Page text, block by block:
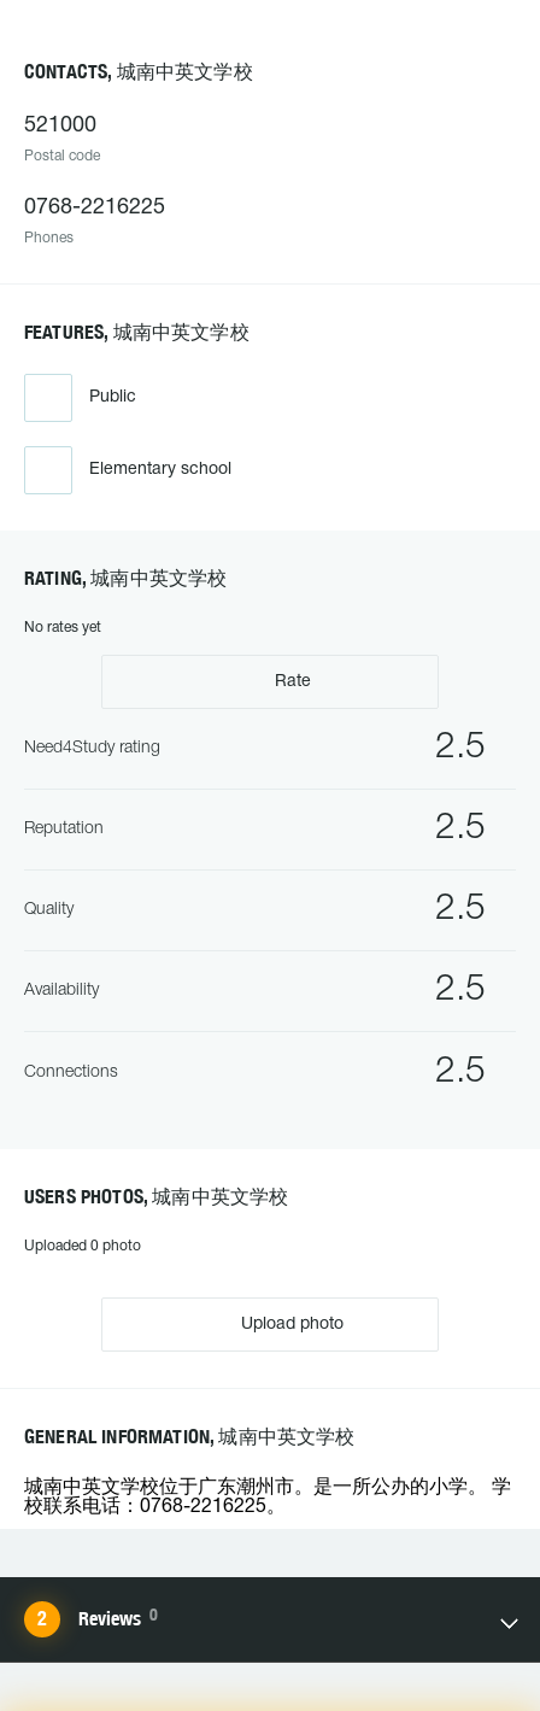
CONTACTS, 城南中英文学校
521000
Postal code
0768-2216225
Phones
FEATURES, 城南中英文学校
Public
Elementary school
RATING, 城南中英文学校
No rates yet
Rate
2.5
Need4Study rating
2.5
Reputation
2.5
Quality
2.5
Availability
2.5
Connections
USERS PHOTOS, 城南中英文学校
Uploaded 0 photo
Upload photo
GENERAL INFORMATION, 城南中英文学校
城南中英文学校位于广东潮州市。是一所公办的小学。 学
校联系电话：0768-2216225。
Reviews 0